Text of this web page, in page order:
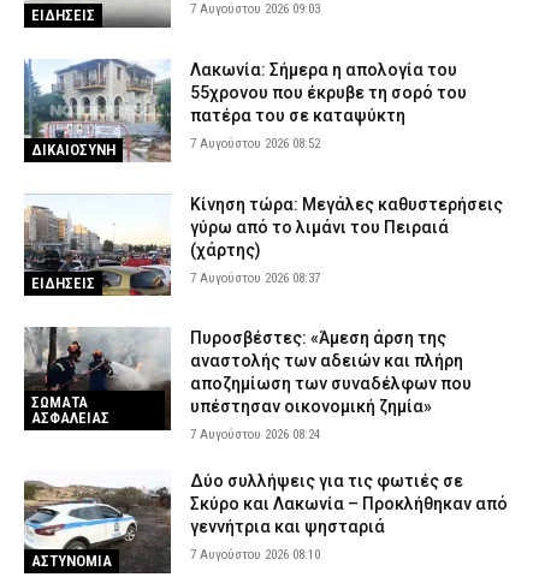
ΕΙΔΗΣΕΙΣ 7 Αυγούστου 2026 09:03
ΔΙΚΑΙΟΣΥΝΗ
Λακωνία: Σήμερα η απολογία του
55χρονου που έκρυβε τη σορό του
πατέρα του σε καταψύκτη
7 Αυγούστου 2026 08:52
ΕΙΔΗΣΕΙΣ
Κίνηση τώρα: Μεγάλες καθυστερήσεις
γύρω από το λιμάνι του Πειραιά
(χάρτης)
7 Αυγούστου 2026 08:37
ΣΩΜΑΤΑ
ΑΣΦΑΛΕΙΑΣ
Πυροσβέστες: «Άμεση άρση της
αναστολής των αδειών και πλήρη
αποζημίωση των συναδέλφων που
υπέστησαν οικονομική ζημία»
7 Αυγούστου 2026 08:24
ΑΣΤΥΝΟΜΙΑ
Δύο συλλήψεις για τις φωτιές σε
Σκύρο και Λακωνία – Προκλήθηκαν από
γεννήτρια και ψησταριά
7 Αυγούστου 2026 08:10